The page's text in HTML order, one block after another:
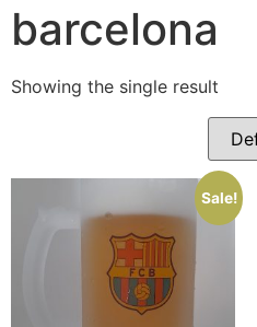
barcelona
Showing the single result
Sale!